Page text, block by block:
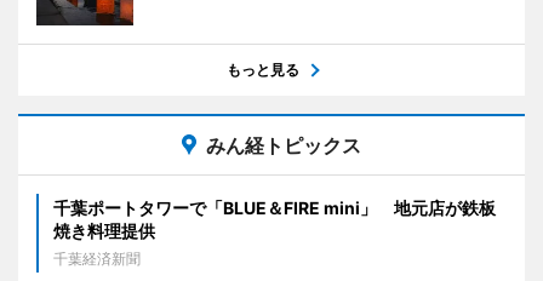
もっと見る
みん経トピックス
千葉ポートタワーで「BLUE＆FIRE mini」 地元店が鉄板
焼き料理提供
千葉経済新聞